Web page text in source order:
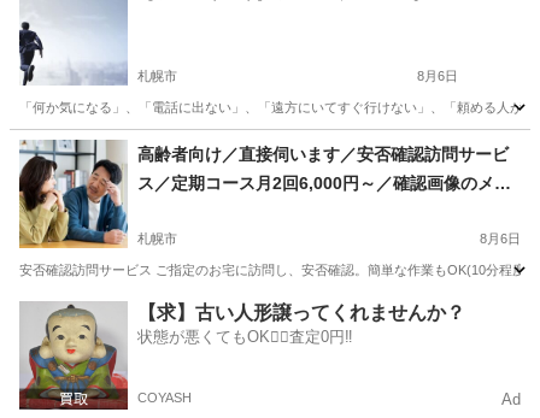
札幌市 8月6日
「何か気になる」、「電話に出ない」、「遠方にいてすぐ行けない」、「頼める人
北海道 札幌市 便利屋 御用聞き
高齢者向け／直接伺います／安否確認訪問サービ
ス／定期コース月2回6,000円～／確認画像のメー
札幌市 8月6日
安否確認訪問サービス ご指定のお宅に訪問し、安否確認。簡単な作業もOK(10分程度
北海道 便利屋 月額
【求】古い人形譲ってくれませんか？
状態が悪くてもOK🙆‍♀️査定0円‼️
COYASH Ad